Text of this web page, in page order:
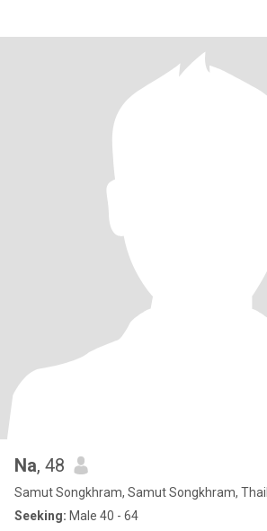
Na, 48
Samut Songkhram, Samut Songkhram,
Seeking: Male 40 - 64